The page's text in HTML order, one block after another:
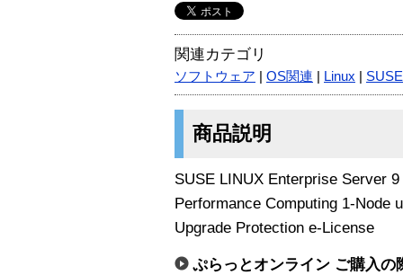
関連カテゴリ
ソフトウェア OS関連 Linux SUSE
商品説明
SUSE LINUX Enterprise Server
Performance Computing 1-Node
Upgrade Protection e-License
ぷらっとオンライン ご購入の